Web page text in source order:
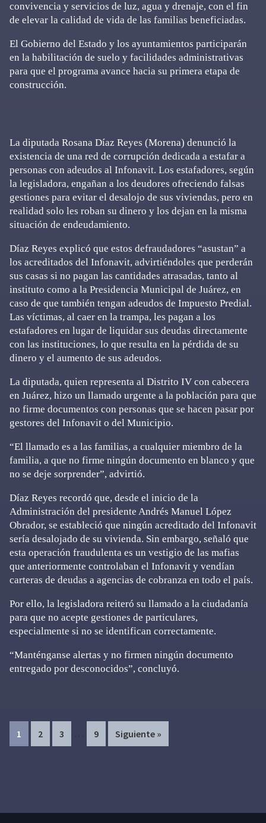
convivencia y servicios de luz, agua y drenaje, con el fin
de elevar la calidad de vida de las familias beneficiadas.
El Gobierno del Estado y los ayuntamientos participarán
en la habilitación de suelo y facilidades administrativas
para que el programa avance hacia su primera etapa de
construcción.
La diputada Rosana Díaz Reyes (Morena) denunció la
existencia de una red de corrupción dedicada a estafar a
personas con adeudos al Infonavit. Los estafadores, según
la legisladora, engañan a los deudores ofreciendo falsas
gestiones para evitar el desalojo de sus viviendas, pero en
realidad solo les roban su dinero y los dejan en la misma
situación de endeudamiento.
Díaz Reyes explicó que estos defraudadores “asustan” a
los acreditados del Infonavit, advirtiéndoles que perderán
sus casas si no pagan las cantidades atrasadas, tanto al
instituto como a la Presidencia Municipal de Juárez, en
caso de que también tengan adeudos de Impuesto Predial.
Las víctimas, al caer en la trampa, les pagan a los
estafadores en lugar de liquidar sus deudas directamente
con las instituciones, lo que resulta en la pérdida de su
dinero y el aumento de sus adeudos.
La diputada, quien representa al Distrito IV con cabecera
en Juárez, hizo un llamado urgente a la población para que
no firme documentos con personas que se hacen pasar por
gestores del Infonavit o del Municipio.
“El llamado es a las familias, a cualquier miembro de la
familia, a que no firme ningún documento en blanco y que
no se deje sorprender”, advirtió.
Díaz Reyes recordó que, desde el inicio de la
Administración del presidente Andrés Manuel López
Obrador, se estableció que ningún acreditado del Infonavit
sería desalojado de su vivienda. Sin embargo, señaló que
esta operación fraudulenta es un vestigio de las mafias
que anteriormente controlaban el Infonavit y vendían
carteras de deudas a agencias de cobranza en todo el país.
Por ello, la legisladora reiteró su llamado a la ciudadanía
para que no acepte gestiones de particulares,
especialmente si no se identifican correctamente.
“Manténganse alertas y no firmen ningún documento
entregado por desconocidos”, concluyó.
Page
1 Page
2 Page
3
Interim
pages
… Page
9 Siguiente »